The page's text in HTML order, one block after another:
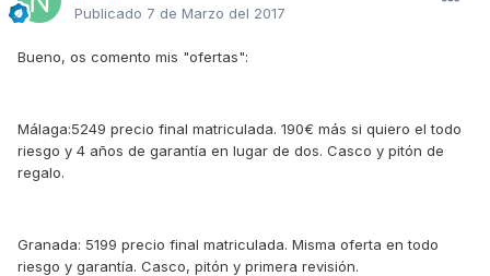
Publicado 7 de Marzo del 2017
Bueno, os comento mis "ofertas":
Málaga:5249 precio final matriculada. 190€ más si quiero el todo
riesgo y 4 años de garantía en lugar de dos. Casco y pitón de
regalo.
Granada: 5199 precio final matriculada. Misma oferta en todo
riesgo y garantía. Casco, pitón y primera revisión.